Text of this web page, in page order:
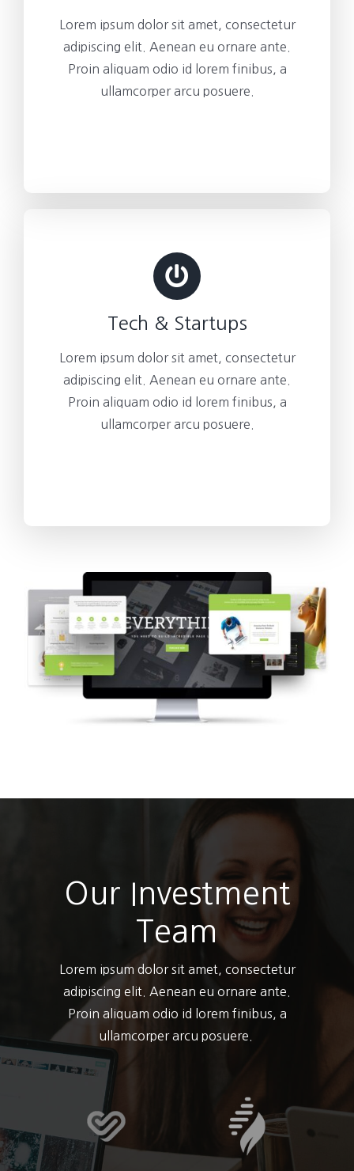
Lorem ipsum dolor sit amet, consectetur
adipiscing elit. Aenean eu ornare ante.
Proin aliquam odio id lorem finibus, a
ullamcorper arcu posuere.
Tech & Startups
Lorem ipsum dolor sit amet, consectetur
adipiscing elit. Aenean eu ornare ante.
Proin aliquam odio id lorem finibus, a
ullamcorper arcu posuere.
Our Investment
Team
Lorem ipsum dolor sit amet, consectetur
adipiscing elit. Aenean eu ornare ante.
Proin aliquam odio id lorem finibus, a
ullamcorper arcu posuere.